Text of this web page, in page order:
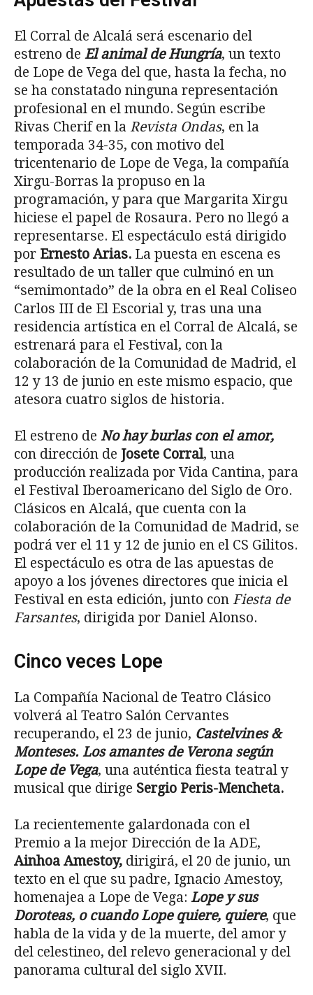
El Corral de Alcalá será escenario del
estreno de El animal de Hungría, un texto
de Lope de Vega del que, hasta la fecha, no
se ha constatado ninguna representación
profesional en el mundo. Según escribe
Rivas Cherif en la Revista Ondas, en la
temporada 34-35, con motivo del
tricentenario de Lope de Vega, la compañía
Xirgu-Borras la propuso en la
programación, y para que Margarita Xirgu
hiciese el papel de Rosaura. Pero no llegó a
representarse. El espectáculo está dirigido
por Ernesto Arias. La puesta en escena es
resultado de un taller que culminó en un
“semimontado” de la obra en el Real Coliseo
Carlos III de El Escorial y, tras una una
residencia artística en el Corral de Alcalá, se
estrenará para el Festival, con la
colaboración de la Comunidad de Madrid, el
12 y 13 de junio en este mismo espacio, que
atesora cuatro siglos de historia.
El estreno de No hay burlas con el amor,
con dirección de Josete Corral, una
producción realizada por Vida Cantina, para
el Festival Iberoamericano del Siglo de Oro.
Clásicos en Alcalá, que cuenta con la
colaboración de la Comunidad de Madrid, se
podrá ver el 11 y 12 de junio en el CS Gilitos.
El espectáculo es otra de las apuestas de
apoyo a los jóvenes directores que inicia el
Festival en esta edición, junto con Fiesta de
Farsantes, dirigida por Daniel Alonso.
Cinco veces Lope
La Compañía Nacional de Teatro Clásico
volverá al Teatro Salón Cervantes
recuperando, el 23 de junio, Castelvines &
Monteses. Los amantes de Verona según
Lope de Vega, una auténtica fiesta teatral y
musical que dirige Sergio Peris-Mencheta.
La recientemente galardonada con el
Premio a la mejor Dirección de la ADE,
Ainhoa Amestoy, dirigirá, el 20 de junio, un
texto en el que su padre, Ignacio Amestoy,
homenajea a Lope de Vega: Lope y sus
Doroteas, o cuando Lope quiere, quiere, que
habla de la vida y de la muerte, del amor y
del celestineo, del relevo generacional y del
panorama cultural del siglo XVII.